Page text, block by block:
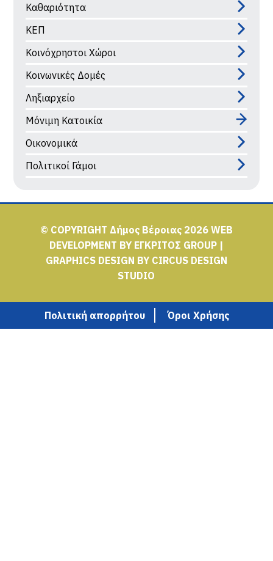
Καθαριότητα
ΚΕΠ
Κοινόχρηστοι Χώροι
Κοινωνικές Δομές
Ληξιαρχείο
Μόνιμη Κατοικία
Οικονομικά
Πολιτικοί Γάμοι
© COPYRIGHT Δήμος Βέροιας 2026 WEB
DEVELOPMENT BY ΕΓΚΡΙΤΟΣ GROUP|
GRAPHICS DESIGN BY CIRCUS DESIGN
STUDIO
Πολιτική απορρήτου Όροι Χρήσης